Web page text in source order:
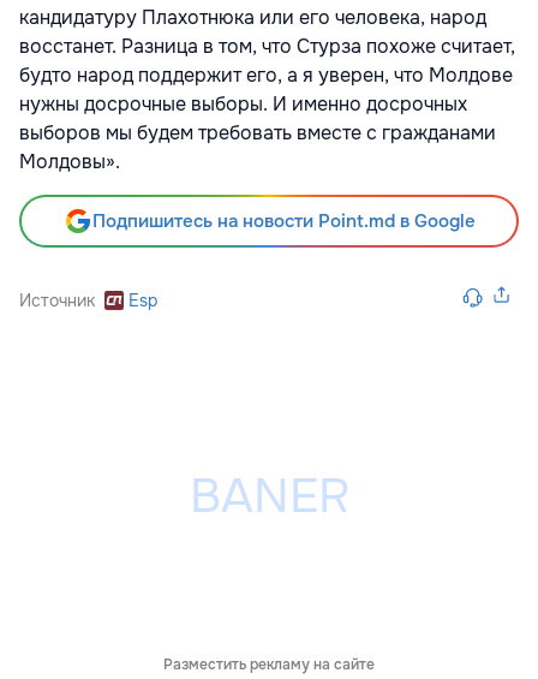
кандидатуру Плахотнюка или его человека, народ
восстанет. Разница в том, что Стурза похоже считает,
будто народ поддержит его, а я уверен, что Молдове
нужны досрочные выборы. И именно досрочных
выборов мы будем требовать вместе с гражданами
Молдовы».
Подпишитесь на новости Point.md в Google
Источник Esp
Разместить рекламу на сайте